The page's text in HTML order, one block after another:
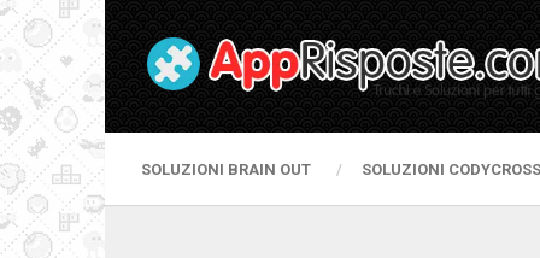
SOLUZIONI BRAIN OUT SOLUZIONI CODYCROSS